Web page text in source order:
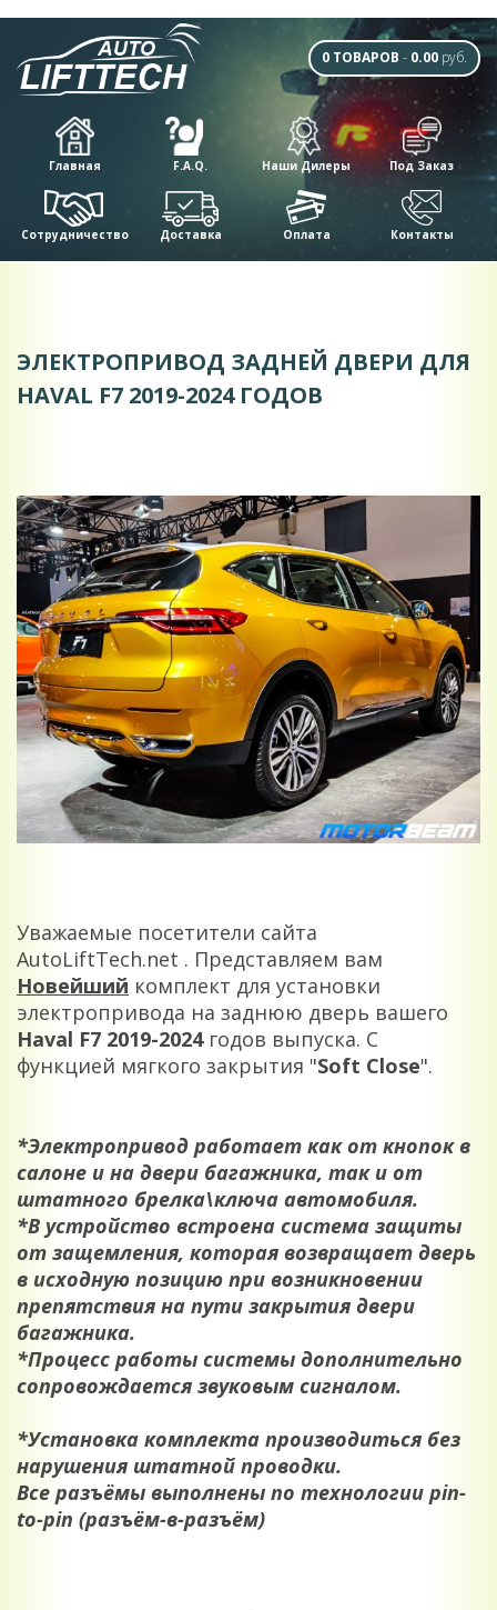
0 ТОВАРОВ - 0.00 руб.
Главная F.A.Q. Наши Дилеры Под Заказ
Сотрудничество Доставка Оплата Контакты
ЭЛЕКТРОПРИВОД ЗАДНЕЙ ДВЕРИ ДЛЯ
HAVAL F7 2019-2024 ГОДОВ
Уважаемые посетители сайта
AutoLiftTech.net . Представляем вам
Новейший комплект для установки
электропривода на заднюю дверь вашего
Haval F7 2019-2024годов выпуска. С
функцией мягкого закрытия "Soft Close".
*Электропривод работает как от кнопок в
салоне и на двери багажника, так и от
штатного брелка\ключа автомобиля.
*В устройство встроена система защиты
от защемления, которая возвращает дверь
в исходную позицию при возникновении
препятствия на пути закрытия двери
багажника.
*Процесс работы системы дополнительно
сопровождается звуковым сигналом.
*Установка комплекта производиться без
нарушения штатной проводки.
Все разъёмы выполнены по технологии pin-
to-pin (разъём-в-разъём)